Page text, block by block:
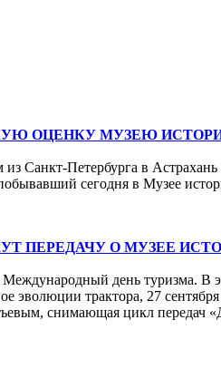
ОЦЕНКУ МУЗЕЮ
Санкт-Петербурга в
сегодня в Музее
ПЕРЕДАЧУ О МУЗЕЕ
день туризма. В
эволюции трактора, 27
снимающая цикл передач